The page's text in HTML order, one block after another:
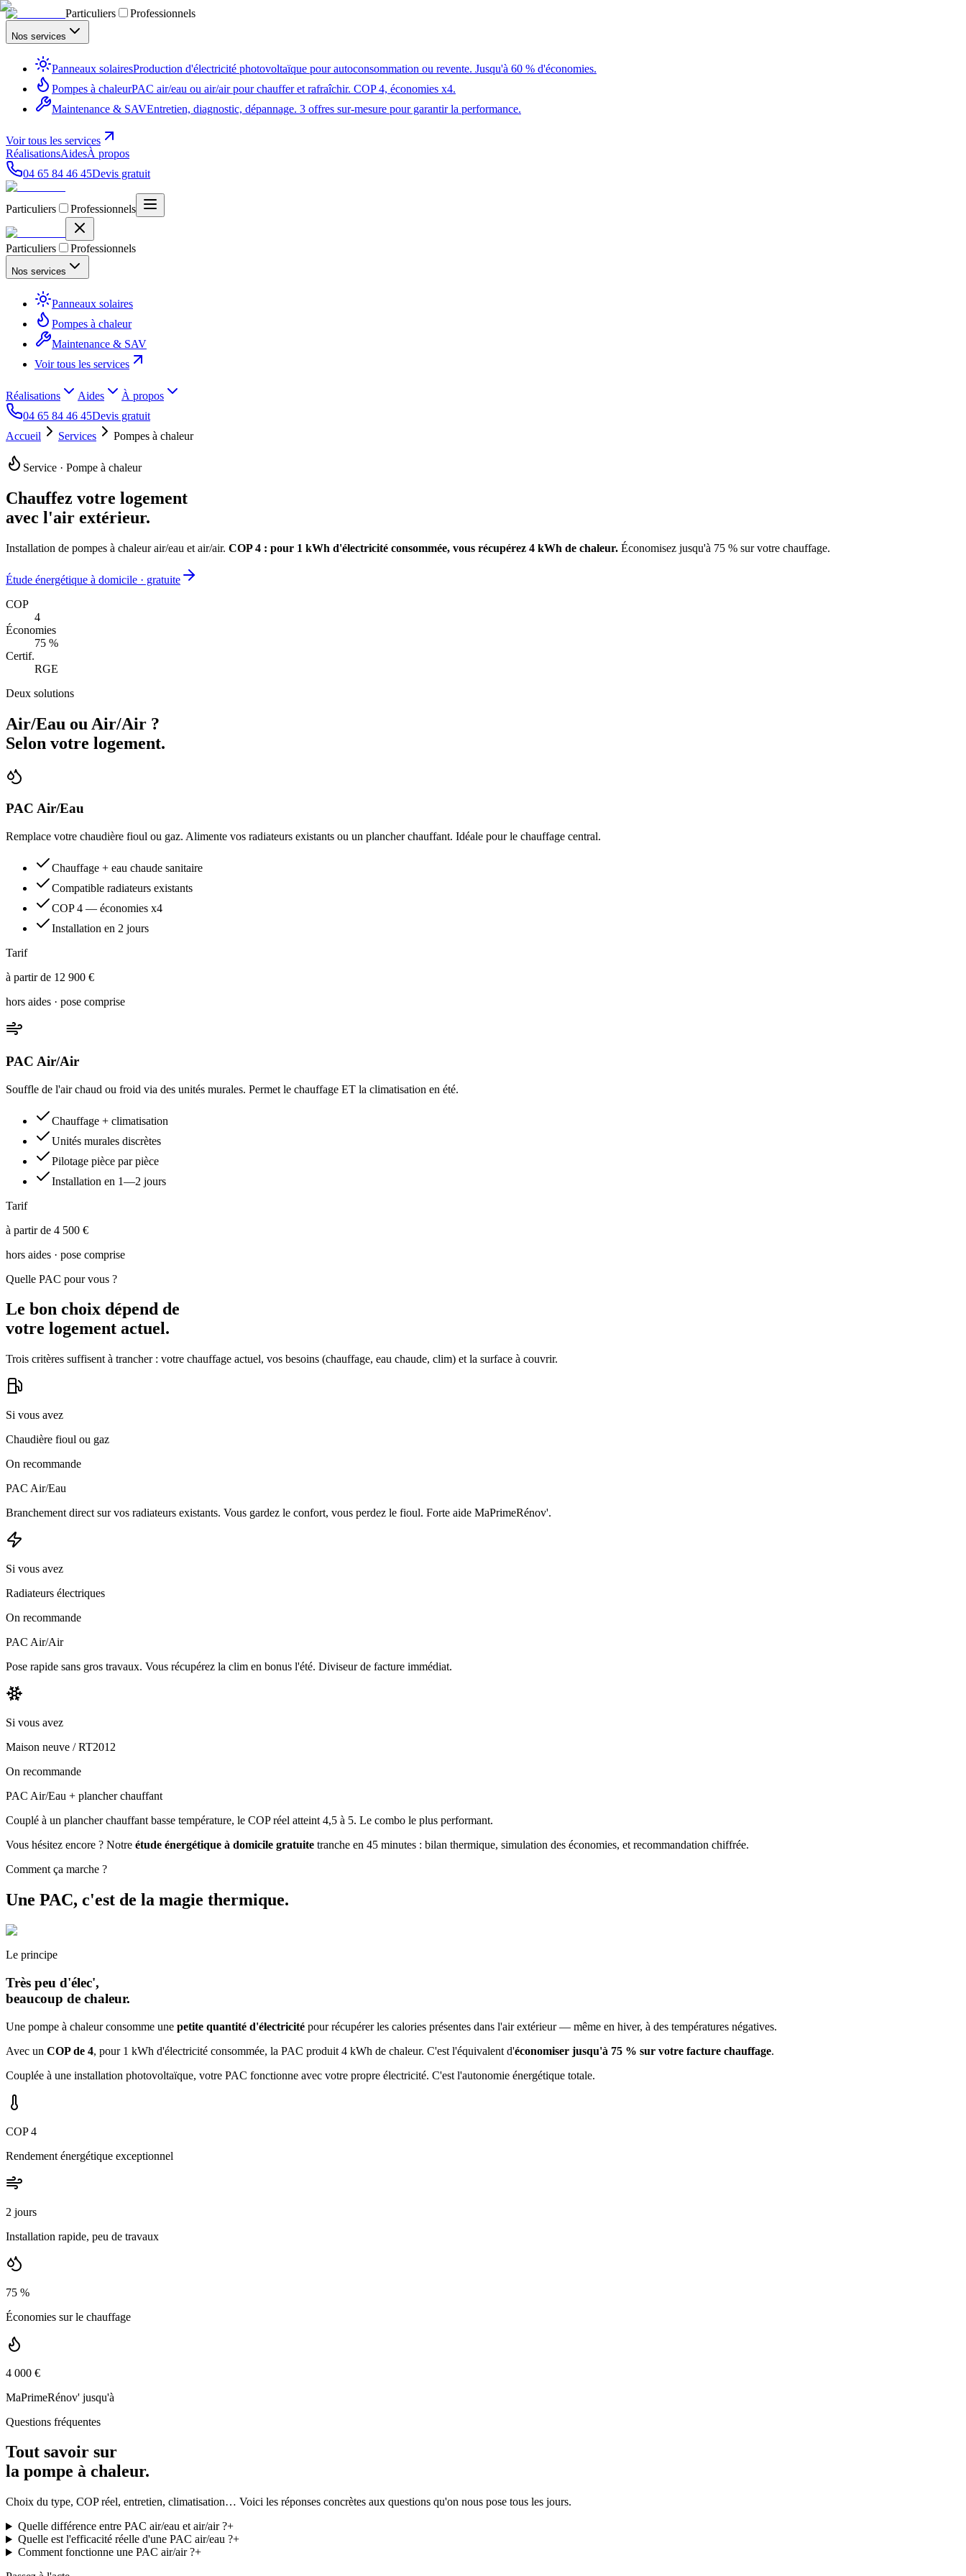
Particuliers Professionnels
Nos services
Panneaux solairesProduction d'électricité photovoltaïque pour autoconsommation ou revente. Jusqu'à 60 % d'économies.
Pompes à chaleurPAC air/eau ou air/air pour chauffer et rafraîchir. COP 4, économies x4.
Maintenance & SAVEntretien, diagnostic, dépannage. 3 offres sur-mesure pour garantir la performance.
Voir tous les services
RéalisationsAidesÀ propos
04 65 84 46 45Devis gratuit
Particuliers Professionnels
Particuliers Professionnels
Nos services
Panneaux solaires
Pompes à chaleur
Maintenance & SAV
Voir tous les services
Réalisations Aides
À propos
04 65 84 46 45Devis gratuit
Accueil
Services Pompes à chaleur
Service · Pompe à chaleur
Chauffez votre logement
avec l'air extérieur.
Installation de pompes à chaleur air/eau et air/air. COP 4 : pour 1 kWh d'électricité consommée, vous récupérez 4 kWh de chaleur. Économisez jusqu'à 75 % sur votre chauffage.
Étude énergétique à domicile · gratuite
COP
4
Économies
75 %
Certif.
RGE
Deux solutions
Air/Eau ou Air/Air ?
Selon votre logement.
PAC Air/Eau
Remplace votre chaudière fioul ou gaz. Alimente vos radiateurs existants ou un plancher chauffant. Idéale pour le chauffage central.
Chauffage + eau chaude sanitaire
Compatible radiateurs existants
COP 4 — économies x4
Installation en 2 jours
Tarif
à partir de 12 900 €
hors aides · pose comprise
PAC Air/Air
Souffle de l'air chaud ou froid via des unités murales. Permet le chauffage ET la climatisation en été.
Chauffage + climatisation
Unités murales discrètes
Pilotage pièce par pièce
Installation en 1—2 jours
Tarif
à partir de 4 500 €
hors aides · pose comprise
Quelle PAC pour vous ?
Le bon choix dépend de
votre logement actuel.
Trois critères suffisent à trancher : votre chauffage actuel, vos besoins (chauffage, eau chaude, clim) et la surface à couvrir.
Si vous avez
Chaudière fioul ou gaz
On recommande
PAC Air/Eau
Branchement direct sur vos radiateurs existants. Vous gardez le confort, vous perdez le fioul. Forte aide MaPrimeRénov'.
Si vous avez
Radiateurs électriques
On recommande
PAC Air/Air
Pose rapide sans gros travaux. Vous récupérez la clim en bonus l'été. Diviseur de facture immédiat.
Si vous avez
Maison neuve / RT2012
On recommande
PAC Air/Eau + plancher chauffant
Couplé à un plancher chauffant basse température, le COP réel atteint 4,5 à 5. Le combo le plus performant.
Vous hésitez encore ? Notre étude énergétique à domicile gratuite tranche en 45 minutes : bilan thermique, simulation des économies, et recommandation chiffrée.
Comment ça marche ?
Une PAC, c'est de la magie thermique.
Le principe
Très peu d'élec',
beaucoup de chaleur.
Une pompe à chaleur consomme une petite quantité d'électricité pour récupérer les calories présentes dans l'air extérieur — même en hiver, à des températures négatives.
Avec un COP de 4, pour 1 kWh d'électricité consommée, la PAC produit 4 kWh de chaleur. C'est l'équivalent d'économiser jusqu'à 75 % sur votre facture chauffage.
Couplée à une installation photovoltaïque, votre PAC fonctionne avec votre propre électricité. C'est l'autonomie énergétique totale.
COP 4
Rendement énergétique exceptionnel
2 jours
Installation rapide, peu de travaux
75 %
Économies sur le chauffage
4 000 €
MaPrimeRénov' jusqu'à
Questions fréquentes
Tout savoir sur
la pompe à chaleur.
Choix du type, COP réel, entretien, climatisation… Voici les réponses concrètes aux questions qu'on nous pose tous les jours.
Quelle différence entre PAC air/eau et air/air ?+
Quelle est l'efficacité réelle d'une PAC air/eau ?+
Comment fonctionne une PAC air/air ?+